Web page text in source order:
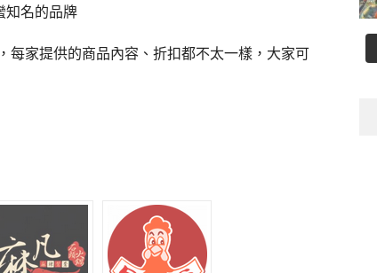
知名的品牌
每家提供的商品內容、折扣都不太一樣，大家可